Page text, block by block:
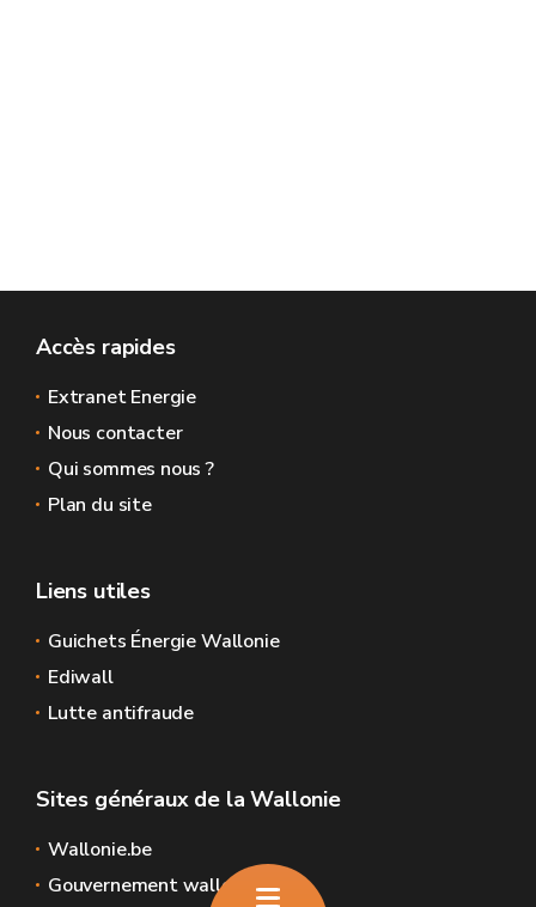
Accès rapides
Extranet Energie
Nous contacter
Qui sommes nous ?
Plan du site
Liens utiles
Guichets Énergie Wallonie
Ediwall
Lutte antifraude
Sites généraux de la Wallonie
Wallonie.be
Gouvernement wallon